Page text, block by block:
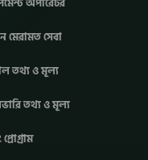
মেরামত সেবা
তথ্য ও মূল্য
তথ্য ও মূল্য